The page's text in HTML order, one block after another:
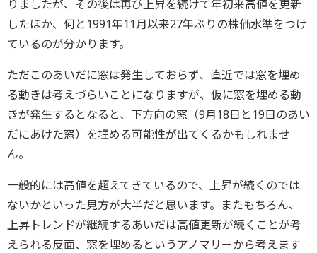
りましたが、その後は再び上昇を続けて年初来高値を更新
したほか、何と1991年11月以来27年ぶりの株価水準をつけ
ているのが分かります。
ただこのあいだに窓は発生しておらず、直近では窓を埋め
る動きは考えづらいことになりますが、仮に窓を埋める動
きが発生するとなると、下方向の窓（9月18日と19日のあい
だにあけた窓）を埋める可能性が出てくるかもしれませ
ん。
一般的には高値を超えてきているので、上昇が続くのでは
ないかといった見方が大半だと思います。またもちろん、
上昇トレンドが継続するあいだは高値更新が続くことが考
えられる反面、窓を埋めるというアノマリーから考えます